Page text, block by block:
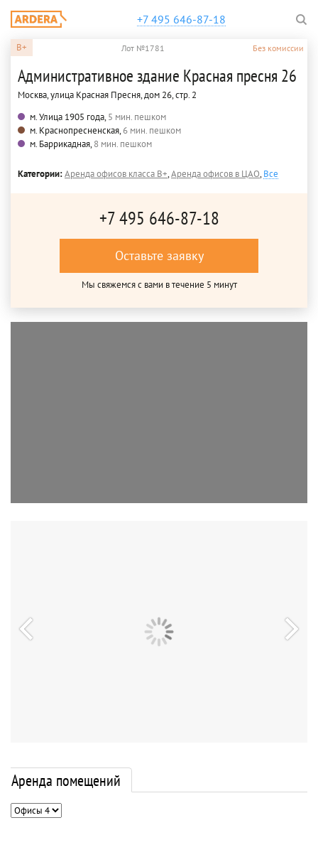
+7 495 646-87-18
B+ Лот №1781 Без комиссии
Административное здание Красная пресня 26
Москва, улица Красная Пресня, дом 26, стр. 2
м. Улица 1905 года,5 мин. пешком
м. Краснопресненская,6 мин. пешком
м. Баррикадная,8 мин. пешком
Категории:Аренда офисов класса B+,Аренда офисов в ЦАО,Все
+7 495 646-87-18
Оставьте заявку
Мы свяжемся с вами в течение 5 минут
Аренда помещений